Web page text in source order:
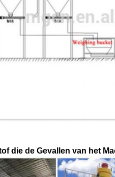
die de Gevallen van het